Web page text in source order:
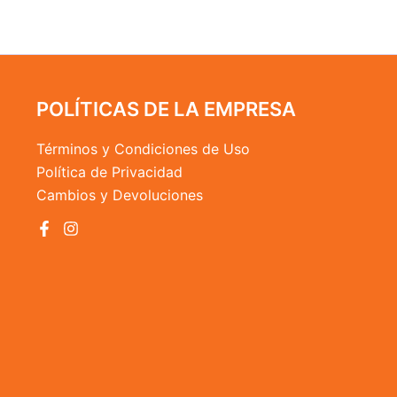
POLÍTICAS DE LA EMPRESA
Términos y Condiciones de Uso
Política de Privacidad
Cambios y Devoluciones